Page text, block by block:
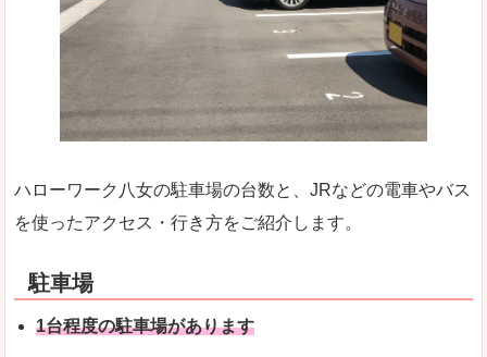
ハローワーク八女の駐車場の台数と、JRなどの電車やバス
を使ったアクセス・行き方をご紹介します。
駐車場
1台程度の駐車場があります